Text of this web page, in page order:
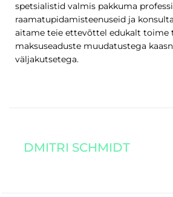
spetsialistid valmis pakkuma
raamatupidamisteenuseid ja
aitame teie ettevõttel edukalt toime
maksuseaduste muudatustega
väljakutsetega.
DMITRI SCHMIDT